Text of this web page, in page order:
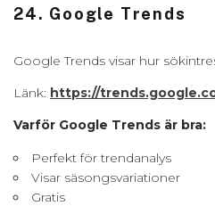
24. Google Trends
Google Trends visar hur
Länk: https://
Varför Google Trends är bra:
Perfekt för trendanalys
Visar säsongsvariationer
Gratis